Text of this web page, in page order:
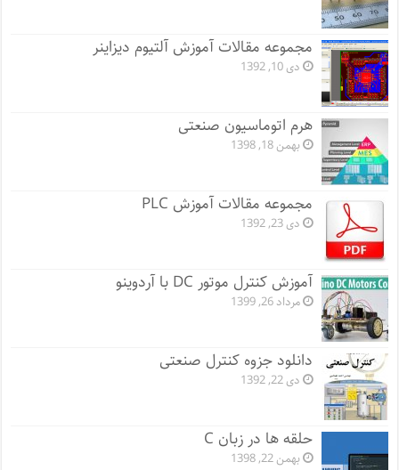
مجموعه مقالات آموزش آلتیوم دیزاینر
دی 10, 1392
هرم اتوماسیون صنعتی
بهمن 18, 1398
مجموعه مقالات آموزش PLC
دی 23, 1392
آموزش کنترل موتور DC با آردوینو
مرداد 26, 1399
دانلود جزوه کنترل صنعتی
دی 22, 1392
حلقه ها در زبان C
بهمن 22, 1398